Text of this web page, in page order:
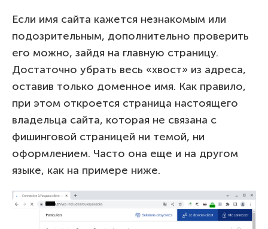
Если имя сайта кажется незнакомым или
подозрительным, дополнительно проверить
его можно, зайдя на главную страницу.
Достаточно убрать весь «хвост» из адреса,
оставив только доменное имя. Как правило,
при этом откроется страница настоящего
владельца сайта, которая не связана с
фишинговой страницей ни темой, ни
оформлением. Часто она еще и на другом
языке, как на примере ниже.